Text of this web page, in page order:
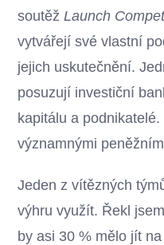
soutěž Launch
vytvářejí své vlastní
jejich uskutečnění.
posuzují investiční
kapitálu a
významnými
Jeden z vítězných
výhru využít. Řekl
by asi 30 % mělo jít